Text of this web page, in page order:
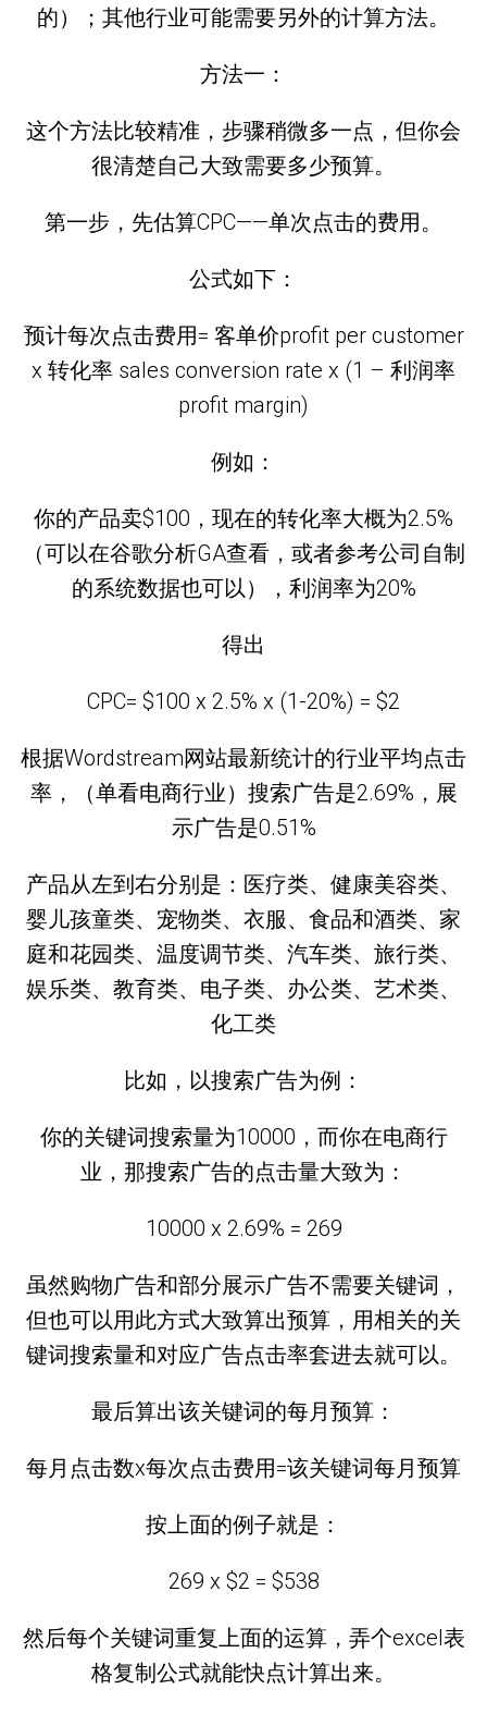
的）；其他行业可能需要另外的计算方法。
方法一：
这个方法比较精准，步骤稍微多一点，但你会
很清楚自己大致需要多少预算。
第一步，先估算CPC——单次点击的费用。
公式如下：
预计每次点击费用= 客单价profit per customer
x 转化率 sales conversion rate x (1 – 利润率
profit margin)
例如：
你的产品卖$100，现在的转化率大概为2.5%
（可以在谷歌分析GA查看，或者参考公司自制
的系统数据也可以），利润率为20%
得出
CPC= $100 x 2.5% x (1-20%) = $2
根据Wordstream网站最新统计的行业平均点击
率，（单看电商行业）搜索广告是2.69%，展
示广告是0.51%
产品从左到右分别是：医疗类、健康美容类、
婴儿孩童类、宠物类、衣服、食品和酒类、家
庭和花园类、温度调节类、汽车类、旅行类、
娱乐类、教育类、电子类、办公类、艺术类、
化工类
比如，以搜索广告为例：
你的关键词搜索量为10000，而你在电商行
业，那搜索广告的点击量大致为：
10000 x 2.69% = 269
虽然购物广告和部分展示广告不需要关键词，
但也可以用此方式大致算出预算，用相关的关
键词搜索量和对应广告点击率套进去就可以。
最后算出该关键词的每月预算：
每月点击数x每次点击费用=该关键词每月预算
按上面的例子就是：
269 x $2 = $538
然后每个关键词重复上面的运算，弄个excel表
格复制公式就能快点计算出来。